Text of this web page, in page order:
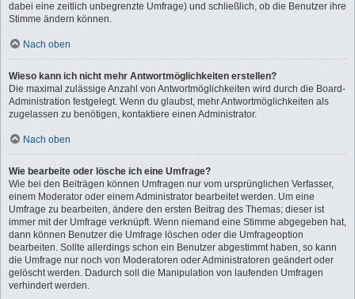
dabei eine zeitlich unbegrenzte Umfrage) und schließlich, ob die Benutzer ihre
Stimme ändern können.
Nach oben
Wieso kann ich nicht mehr Antwortmöglichkeiten erstellen?
Die maximal zulässige Anzahl von Antwortmöglichkeiten wird durch die Board-
Administration festgelegt. Wenn du glaubst, mehr Antwortmöglichkeiten als
zugelassen zu benötigen, kontaktiere einen Administrator.
Nach oben
Wie bearbeite oder lösche ich eine Umfrage?
Wie bei den Beiträgen können Umfragen nur vom ursprünglichen Verfasser,
einem Moderator oder einem Administrator bearbeitet werden. Um eine
Umfrage zu bearbeiten, ändere den ersten Beitrag des Themas; dieser ist
immer mit der Umfrage verknüpft. Wenn niemand eine Stimme abgegeben hat,
dann können Benutzer die Umfrage löschen oder die Umfrageoption
bearbeiten. Sollte allerdings schon ein Benutzer abgestimmt haben, so kann
die Umfrage nur noch von Moderatoren oder Administratoren geändert oder
gelöscht werden. Dadurch soll die Manipulation von laufenden Umfragen
verhindert werden.